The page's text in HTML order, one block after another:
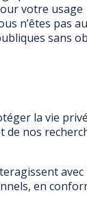
votre usage
n’êtes pas
sans
la vie
de nos
en